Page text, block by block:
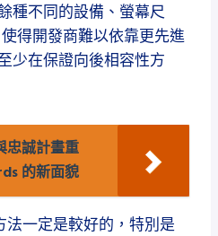
種不同的設備、螢幕尺
得開發商難以依靠更先進
少在保證向後相容性方
忠誠計畫重
的新面貌
一定是較好的，特別是